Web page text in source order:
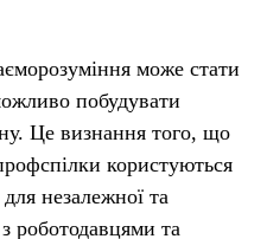
може стати
побудувати
Це визнання того, що
користуються
незалежної та
роботодавцями та